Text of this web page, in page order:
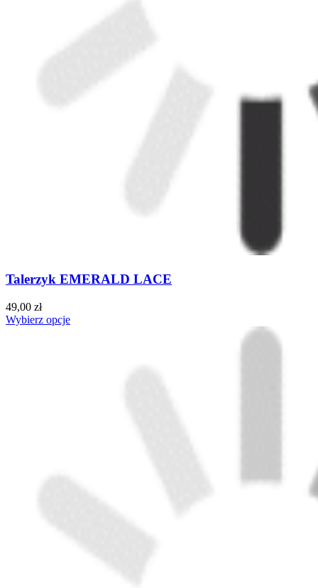
Talerzyk EMERALD LACE
49,00 zł
Wybierz opcje